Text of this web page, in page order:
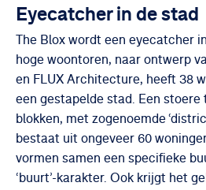
Eyecatcher in de stad
The Blox wordt een eyecatcher
hoge woontoren, naar ontwerp
en FLUX Architecture, heeft 38
een gestapelde stad. Een stoere
blokken, met zogenoemde
bestaat uit ongeveer 60
vormen samen een specifieke
‘buurt’-karakter. Ook krijgt het